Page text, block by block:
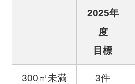
2025年
度
目標
300㎡未満 3件